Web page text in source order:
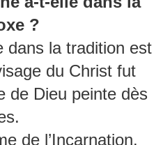
?
dans la tradition est
du Christ fut
de Dieu peinte dès
de l’Incarnation.